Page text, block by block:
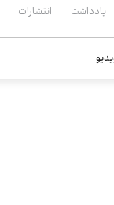
یادداشت انتشارات